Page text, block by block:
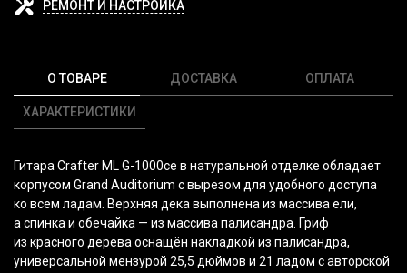
РЕМОНТ И НАСТРОЙКА
О ТОВАРЕ
ХАРАКТЕРИСТИКИ
ДОСТАВКА ОПЛАТА
Гитара Crafter ML G-1000ce в натуральной отделке обладает
корпусом Grand Auditorium с вырезом для удобного доступа
ко всем ладам. Верхняя дека выполнена из массива ели,
а спинка и обечайка — из массива палисандра. Гриф
из красного дерева оснащён накладкой из палисандра,
универсальной мензурой 25,5 дюймов и 21 ладом с авторской